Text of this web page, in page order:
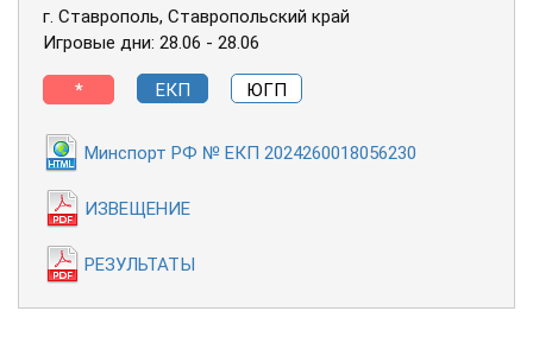
г. Ставрополь, Ставропольский край
Игровые дни: 28.06 - 28.06
* ЕКП ЮГП
Минспорт РФ № ЕКП 2024260018056230
ИЗВЕЩЕНИЕ
РЕЗУЛЬТАТЫ